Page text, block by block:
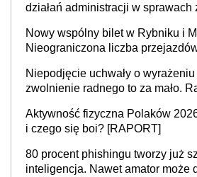
działań administracji w sprawach
Nowy wspólny bilet w Rybniku i
Nieograniczona liczba
Niepodjęcie uchwały o
zwolnienie radnego to za mało.
sprawy
Aktywność fizyczna Polaków
i czego się boi? [RAPORT]
80 procent phishingu tworzy już
inteligencja. Nawet amator może